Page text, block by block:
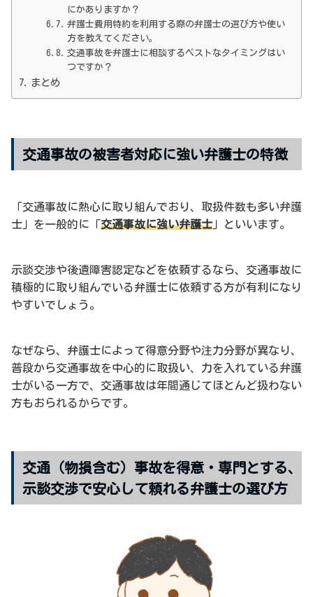
にかありますか？
弁護士費用特約を利用する際の弁護士の選び方や使い
方を教えてください。
交通事故を弁護士に相談するベストなタイミングはい
つですか？
まとめ
交通事故の被害者対応に強い弁護士の特徴
「交通事故に熱心に取り組んでおり、取扱件数も多い弁護
士」を一般的に「交通事故に強い弁護士」といいます。
示談交渉や後遺障害認定などを依頼するなら、交通事故に
積極的に取り組んでいる弁護士に依頼する方が有利になり
やすいでしょう。
なぜなら、弁護士によって得意分野や注力分野が異なり、
普段から交通事故を中心的に取扱い、力を入れている弁護
士がいる一方で、交通事故は年間通じてほとんど扱わない
方もおられるからです。
交通（物損含む）事故を得意・専門とする、
示談交渉で安心して頼れる弁護士の選び方